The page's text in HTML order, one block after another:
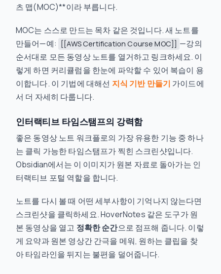
츠 맵(MOC)**이라 부릅니다.
MOC는 스스로 만드는 목차 같은 것입니다. 새 노트를
만들어—예:
[[AWS Certification Course MOC]]
—강의
순서대로 모든 동영상 노트를 열거하고 링크하세요. 이
렇게 하면 커리큘럼을 한눈에 파악할 수 있어 복습이 용
이합니다. 이 기법에 대해선 지식 기반 만들기 가이드에
서 더 자세히 다룹니다.
인터랙티브 타임스탬프의 강력함
좋은 동영상 노트 워크플로의 가장 유용한 기능 중 하나
는 클릭 가능한 타임스탬프가 찍힌 스크린샷입니다.
Obsidian에서는 이 이미지가 원본 자료로 돌아가는 인
터랙티브 포털 역할을 합니다.
노트를 다시 볼 때 어떤 세부사항이 기억나지 않는다면
스크린샷을 클릭하세요. HoverNotes 같은 도구가 원
본 동영상을 열고 정확한 순간으로 점프해 줍니다. 이렇
게 요약과 원본 영상간 간극을 메워, 원하는 클립을 찾
아 타임라인을 뒤지는 불편을 덜어줍니다.